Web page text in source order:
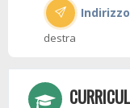
destra